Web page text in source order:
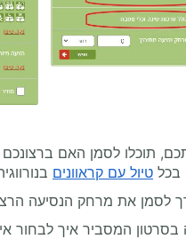
תוכלו לסמן האם
בכל טיול עם קראוונים
את מרחק הנסיעה הרצוי לכם כיוון שבנורווגיה מקובלות 2
בסרטון המסביר איך לבחור